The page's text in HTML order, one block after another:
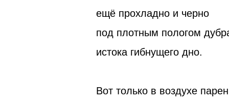
ещё прохладно и черно
под плотным пологом
истока гибнущего дно.
Вот только в воздухе